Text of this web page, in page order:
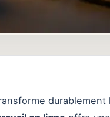
durablement